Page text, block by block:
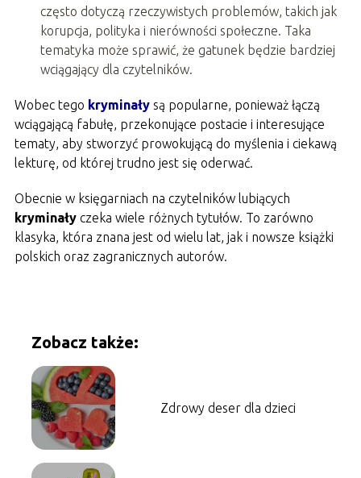
często dotyczą rzeczywistych problemów, takich jak
korupcja, polityka i nierówności społeczne. Taka
tematyka może sprawić, że gatunek będzie bardziej
wciągający dla czytelników.
Wobec tego kryminałysą popularne, ponieważ łączą
wciągającą fabułę, przekonujące postacie i interesujące
tematy, aby stworzyć prowokującą do myślenia i ciekawą
lekturę, od której trudno jest się oderwać.
Obecnie w księgarniach na czytelników lubiących
kryminałyczeka wiele różnych tytułów. To zarówno
klasyka, która znana jest od wielu lat, jak i nowsze książki
polskich oraz zagranicznych autorów.
Zobacz także:
Zdrowy deser dla dzieci